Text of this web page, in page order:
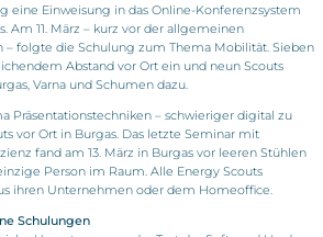
eine Einweisung in das Online-Konferenzsystem
Am 11. März – kurz vor der allgemeinen
– folgte die Schulung zum Thema Mobilität. Sieben
Abstand vor Ort ein und neun Scouts
Varna und Schumen dazu.
Präsentationstechniken – schwieriger digital zu
vor Ort in Burgas. Das letzte Seminar mit
fand am 13. März in Burgas vor leeren Stühlen
Person im Raum. Alle Energy Scouts
ihren Unternehmen oder dem Homeoffice.
Schulungen